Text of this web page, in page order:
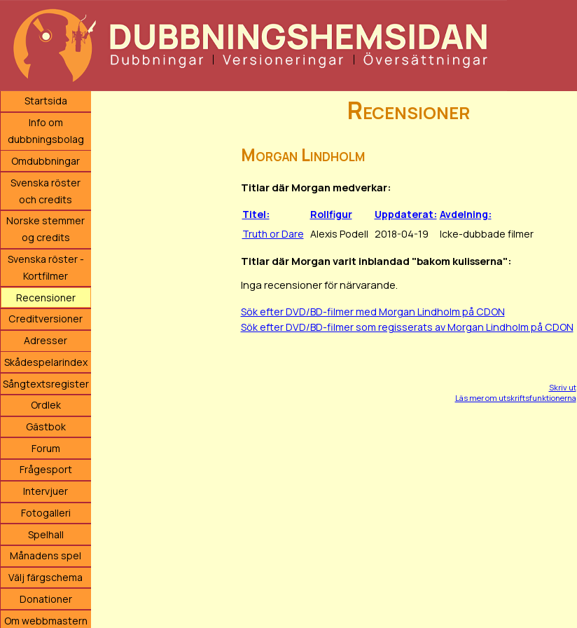
Startsida
Info om
dubbningsbolag
Omdubbningar
Svenska röster
och credits
Norske stemmer
og credits
Svenska röster -
Kortfilmer
Recensioner
Creditversioner
Adresser
Skådespelarindex
Sångtextsregister
Ordlek
Gästbok
Forum
Frågesport
Intervjuer
Fotogalleri
Spelhall
Månadens spel
Välj färgschema
Donationer
Om webbmastern
Recensioner
Morgan Lindholm
Titlar där Morgan medverkar:
Titel: Rollfigur Uppdaterat: Avdelning:
Truth or Dare Alexis Podell 2018-04-19 Icke-dubbade filmer
Titlar där Morgan varit inblandad "bakom kulisserna":
Inga recensioner för närvarande.
Sök efter DVD/BD-filmer med Morgan Lindholm på CDON
Sök efter DVD/BD-filmer som regisserats av Morgan Lindholm på CDON
Skriv ut
Läs mer om utskriftsfunktionerna